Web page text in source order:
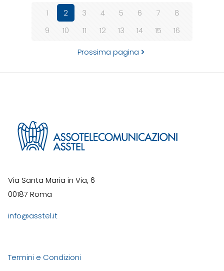
1 2 3 4 5 6 7
8
9
10 11 12 13 14 15 16
Prossima pagina
Via Santa Maria in Via, 6
00187 Roma
info@asstel.it
Termini e Condizioni